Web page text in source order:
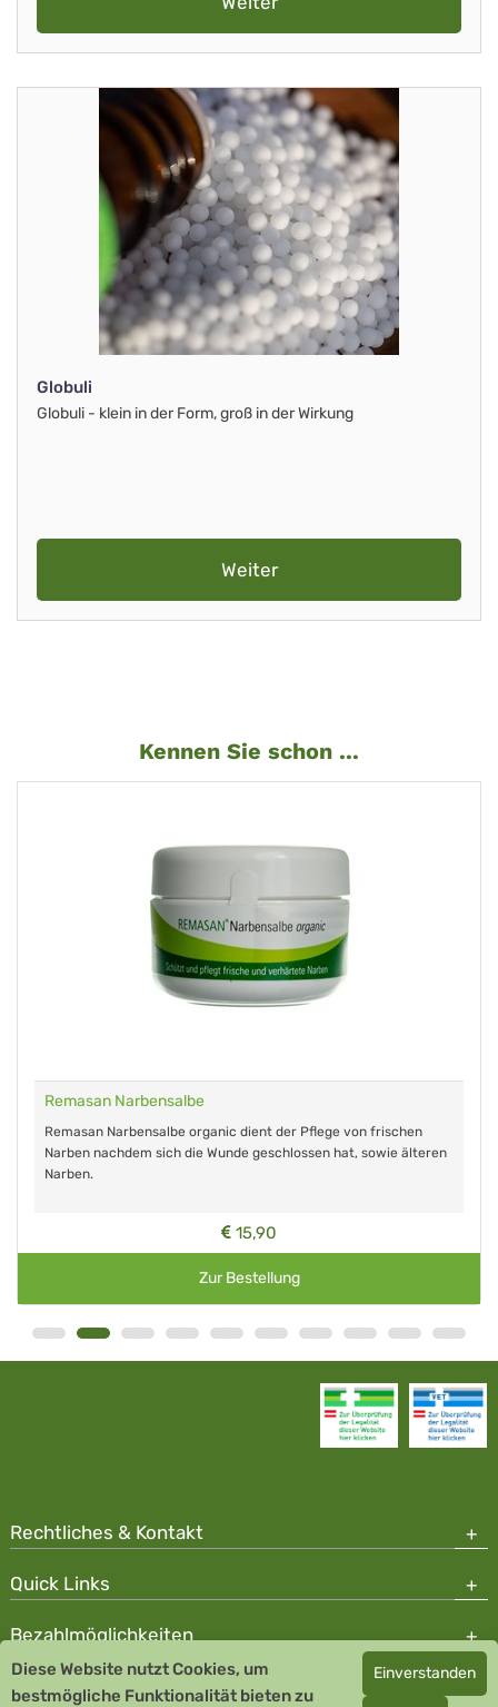
Globuli
Globuli - klein in der Form, groß in der Wirkung
Weiter
Kennen Sie schon ...
Remasan Narbensalbe
Remasan Narbensalbe organic dient der Pflege von frischen
Narben nachdem sich die Wunde geschlossen hat, sowie älteren
Narben.
15,90
Zur Bestellung
Rechtliches & Kontakt
Quick Links
Bezahlmöglichkeiten
Copyright © 2026 Team Santé Salvator Apotheke
Diese Website nutzt Cookies, um
bestmögliche Funktionalität bieten zu
Einverstanden